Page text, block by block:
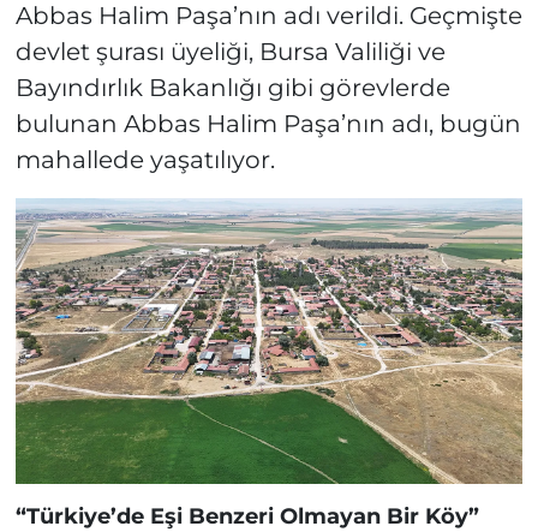
Abbas Halim Paşa’nın adı verildi. Geçmişte
devlet şurası üyeliği, Bursa Valiliği ve
Bayındırlık Bakanlığı gibi görevlerde
bulunan Abbas Halim Paşa’nın adı, bugün
mahallede yaşatılıyor.
“Türkiye’de Eşi Benzeri Olmayan Bir Köy”